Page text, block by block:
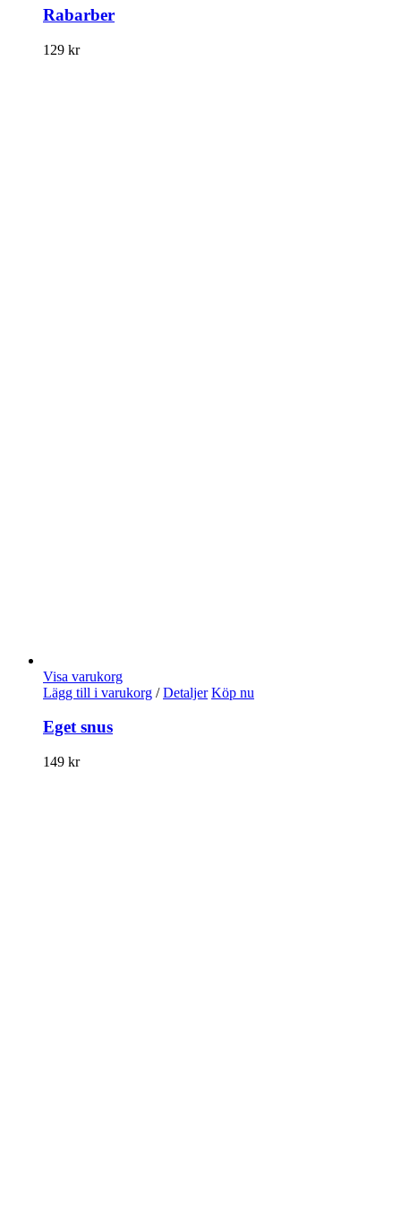
Rabarber
129 kr
Visa varukorg
Lägg till i varukorg / Detaljer Köp nu
Eget snus
149 kr